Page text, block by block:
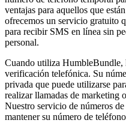
ventajas para aquellos que
ofrecemos un servicio gratuito
para recibir SMS en línea sin
personal.
Cuando utiliza HumbleBundle,
verificación telefónica. Su
privada que puede utilizarse
realizar llamadas de marketing
Nuestro servicio de números
mantener su número de